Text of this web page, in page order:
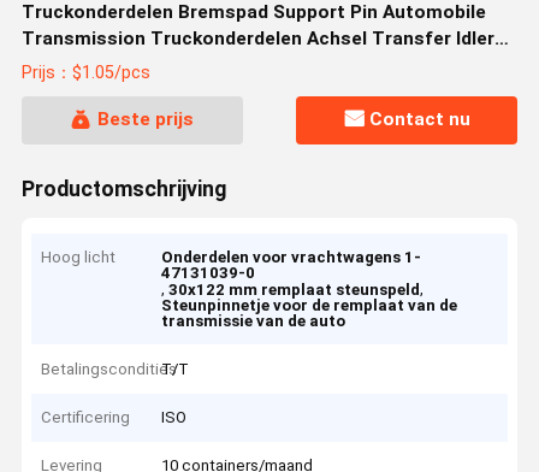
Truckonderdelen Bremspad Support Pin Automobile
Transmission Truckonderdelen Achsel Transfer Idler
30x122mm 1-47131039-0 1471310390 36225-60050
Prijs：$1.05/pcs
Beste prijs Contact nu
Productomschrijving
Hoog licht
Onderdelen voor vrachtwagens 1-
47131039-0
,30x122 mm remplaat steunspeld,
Steunpinnetje voor de remplaat van de
transmissie van de auto
Betalingscondities
T/T
Certificering ISO
Levering
10 containers/maand